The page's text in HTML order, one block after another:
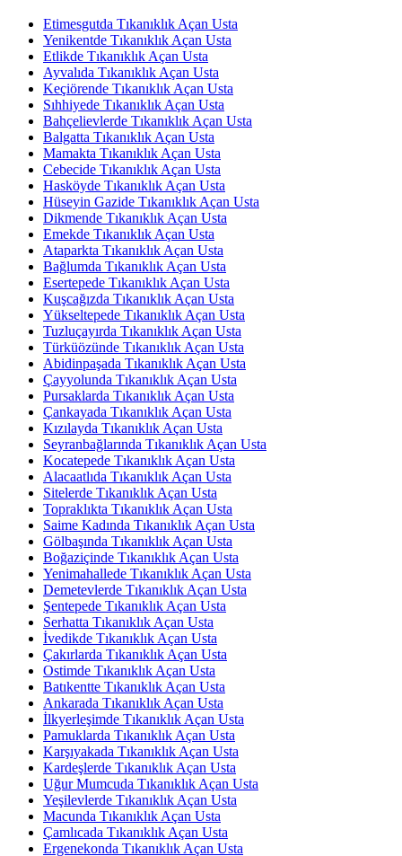
Etimesgutda Tıkanıklık Açan Usta
Yenikentde Tıkanıklık Açan Usta
Etlikde Tıkanıklık Açan Usta
Ayvalıda Tıkanıklık Açan Usta
Keçiörende Tıkanıklık Açan Usta
Sıhhiyede Tıkanıklık Açan Usta
Bahçelievlerde Tıkanıklık Açan Usta
Balgatta Tıkanıklık Açan Usta
Mamakta Tıkanıklık Açan Usta
Cebecide Tıkanıklık Açan Usta
Hasköyde Tıkanıklık Açan Usta
Hüseyin Gazide Tıkanıklık Açan Usta
Dikmende Tıkanıklık Açan Usta
Emekde Tıkanıklık Açan Usta
Ataparkta Tıkanıklık Açan Usta
Bağlumda Tıkanıklık Açan Usta
Esertepede Tıkanıklık Açan Usta
Kuşcağızda Tıkanıklık Açan Usta
Yükseltepede Tıkanıklık Açan Usta
Tuzluçayırda Tıkanıklık Açan Usta
Türküözünde Tıkanıklık Açan Usta
Abidinpaşada Tıkanıklık Açan Usta
Çayyolunda Tıkanıklık Açan Usta
Pursaklarda Tıkanıklık Açan Usta
Çankayada Tıkanıklık Açan Usta
Kızılayda Tıkanıklık Açan Usta
Seyranbağlarında Tıkanıklık Açan Usta
Kocatepede Tıkanıklık Açan Usta
Alacaatlıda Tıkanıklık Açan Usta
Sitelerde Tıkanıklık Açan Usta
Topraklıkta Tıkanıklık Açan Usta
Saime Kadında Tıkanıklık Açan Usta
Gölbaşında Tıkanıklık Açan Usta
Boğaziçinde Tıkanıklık Açan Usta
Yenimahallede Tıkanıklık Açan Usta
Demetevlerde Tıkanıklık Açan Usta
Şentepede Tıkanıklık Açan Usta
Serhatta Tıkanıklık Açan Usta
İvedikde Tıkanıklık Açan Usta
Çakırlarda Tıkanıklık Açan Usta
Ostimde Tıkanıklık Açan Usta
Batıkentte Tıkanıklık Açan Usta
Ankarada Tıkanıklık Açan Usta
İlkyerleşimde Tıkanıklık Açan Usta
Pamuklarda Tıkanıklık Açan Usta
Karşıyakada Tıkanıklık Açan Usta
Kardeşlerde Tıkanıklık Açan Usta
Uğur Mumcuda Tıkanıklık Açan Usta
Yeşilevlerde Tıkanıklık Açan Usta
Macunda Tıkanıklık Açan Usta
Çamlıcada Tıkanıklık Açan Usta
Ergenekonda Tıkanıklık Açan Usta